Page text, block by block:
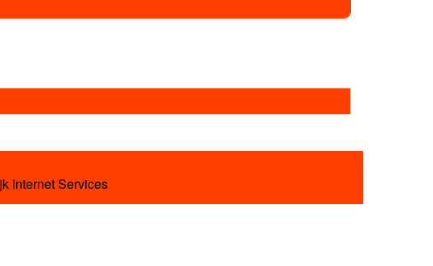
Internet Services